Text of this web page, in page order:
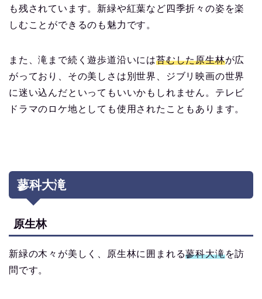
も残されています。新緑や紅葉など四季折々の姿を楽
しむことができるのも魅力です。
また、滝まで続く遊歩道沿いには苔むした原生林が広
がっており、その美しさは別世界、ジブリ映画の世界
に迷い込んだといってもいいかもしれません。テレビ
ドラマのロケ地としても使用されたこともあります。
蓼科大滝
原生林
新緑の木々が美しく、原生林に囲まれる蓼科大滝を訪
問です。